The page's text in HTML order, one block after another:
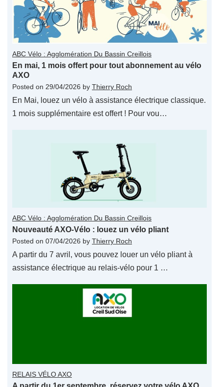
ABC Vélo : Agglomération Du Bassin Creillois
En mai, 1 mois offert pour tout abonnement au vélo
AXO
Posted on 29/04/2026 by Thierry Roch
En Mai, louez un vélo à assistance électrique classique.
1 mois supplémentaire est offert ! Pour vou…
ABC Vélo : Agglomération Du Bassin Creillois
Nouveauté AXO-Vélo : louez un vélo pliant
Posted on 07/04/2026 by Thierry Roch
A partir du 7 avril, vous pouvez louer un vélo pliant à
assistance électrique au relais-vélo pour 1 …
RELAIS VÉLO AXO